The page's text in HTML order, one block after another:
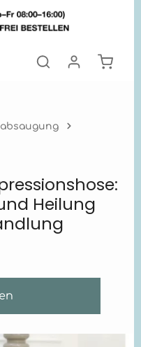
0 von 5 Sternen
Heilung